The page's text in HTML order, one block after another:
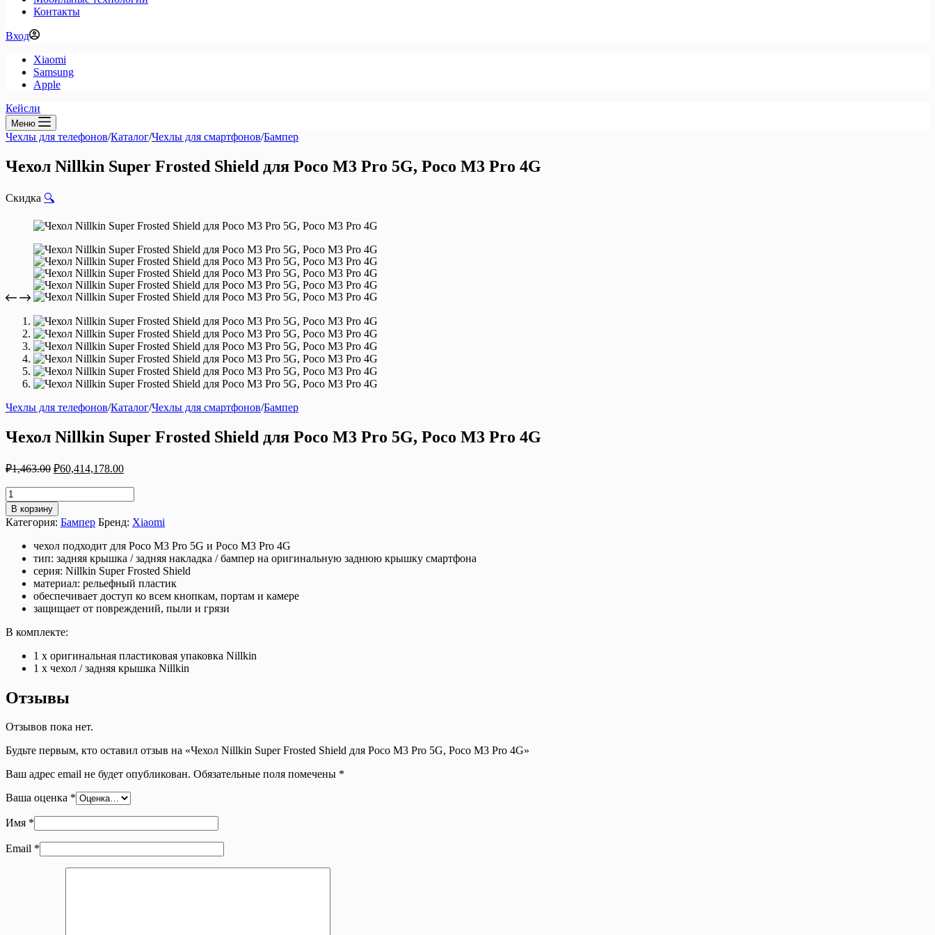
Контакты
Вход
Xiaomi
Samsung
Apple
Кейсли
Меню
Чехлы для телефонов/Каталог/Чехлы для смартфонов/Бампер
Чехол Nillkin Super Frosted Shield для Poco M3 Pro 5G, Poco M3 Pro 4G
Скидка 🔍
Чехлы для телефонов/Каталог/Чехлы для смартфонов/Бампер
Чехол Nillkin Super Frosted Shield для Poco M3 Pro 5G, Poco M3 Pro 4G
₽1,463.00 Первоначальная
составляла
₽1,463.00.
₽60,414,178.00Текущая
Количество
товара
Чехол
Nillkin
Super
Frosted
Shield
Poco
5G,
В корзину
Категория: Бампер Бренд: Xiaomi
чехол подходит для Poco M3 Pro 5G и Poco M3 Pro 4G
тип: задняя крышка / задняя накладка / бампер на оригинальную заднюю крышку смартфона
серия: Nillkin Super Frosted Shield
материал: рельефный пластик
обеспечивает доступ ко всем кнопкам, портам и камере
защищает от повреждений, пыли и грязи
В комплекте:
1 х оригинальная пластиковая упаковка Nillkin
1 x чехол / задняя крышка Nillkin
Отзывы
Отзывов пока нет.
Будьте первым, кто оставил отзыв на «Чехол Nillkin Super Frosted Shield для Poco M3 Pro 5G, Poco M3 Pro 4G»
Ваш адрес email не будет опубликован. Обязательные поля помечены *
Ваша оценка *
Имя *
Email *